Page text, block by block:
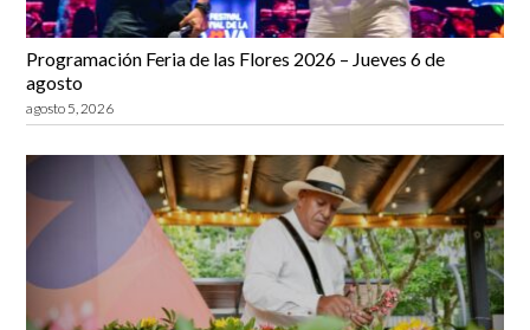
Programación Feria de las Flores 2026 – Jueves 6 de
agosto
agosto 5, 2026